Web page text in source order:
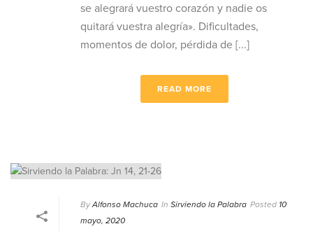
se alegrará vuestro corazón y nadie os
quitará vuestra alegría». Dificultades,
momentos de dolor, pérdida de [...]
READ MORE
By Alfonso Machuca In Sirviendo la Palabra Posted 10
mayo, 2020